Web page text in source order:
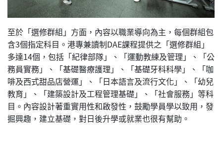
至於「選修群組」方面，內容以職業導向為主，每個群組包
含3個指定科目。港專兼讀制DAE課程提供之「選修群組」
多達14個，包括「紀律部隊」、「運動教練及管理」、「公
務員實務」、「基礎醫療護理」、「基礎牙科科學」、「咖
啡及西式甜品店營運」、「日本語言及流行文化」、「幼兒
教育」、「建築設計及工程管理基礎」、「社會服務」等科
目。內容設計著重實用性和啟發性，鼓勵學員學以致用，發
掘興趣，建立基礎，對日後升學或就業也很有幫助。